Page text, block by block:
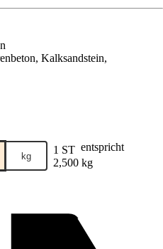
Kalksandstein,
kg 1 ST entspricht
2,500 kg